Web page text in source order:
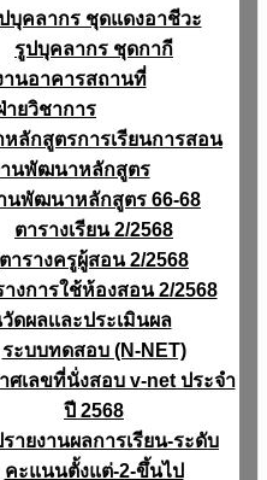
บุคลากร ชุดแดงอาชีวะ
รูปบุคลากร ชุดกากี
านอาคารสถานที่
ายวิชาการ
ลักสูตรการเรียนการสอน
านพัฒนาหลักสูตร
นพัฒนาหลักสูตร 66-68
ตารางเรียน 2/2568
ตารางครูผู้สอน 2/2568
างการใช้ห้องสอน 2/2568
ดผลเเละประเมินผล
ระบบทดสอบ (N-NET)
ศเลขที่นั่งสอบ v-net ประจำ
ปี 2568
ายงานผลการเรียน-ระดับ
คะแนนตั้งแต่-2-ขึ้นไป